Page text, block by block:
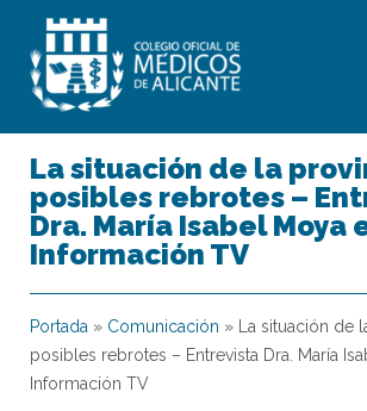
La situación de la
posibles rebrotes –
Dra. María Isabel Moya
Información TV
Portada » Comunicación »
La situación de
posibles rebrotes – Entrevista Dra. María
Información TV